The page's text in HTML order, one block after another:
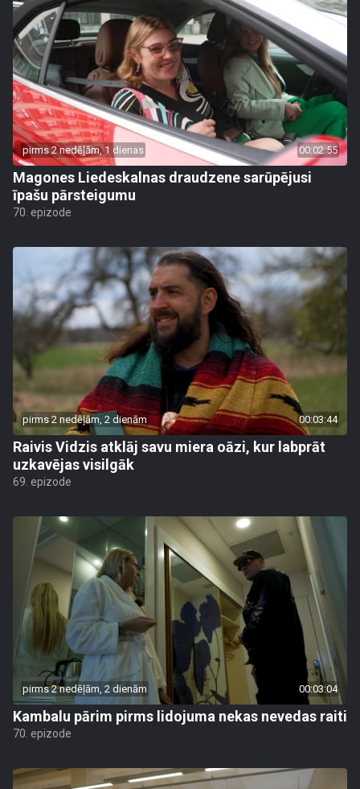
pirms 2 nedēļām, 1 dienas 00:02:55
Magones Liedeskalnas draudzene sarūpējusi
īpašu pārsteigumu
70. epizode
pirms 2 nedēļām, 2 dienām 00:03:44
Raivis Vidzis atklāj savu miera oāzi, kur labprāt
uzkavējas visilgāk
69. epizode
pirms 2 nedēļām, 2 dienām 00:03:04
Kambalu pārim pirms lidojuma nekas nevedas raiti
70. epizode